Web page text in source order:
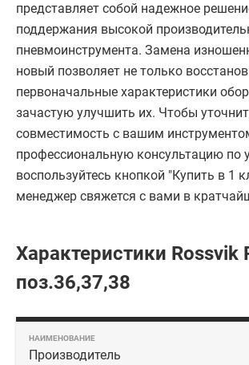
представляет собой надежное
поддержания высокой
пневмоинструмента. Замена
новый позволяет не только
первоначальные характеристики
зачастую улучшить их. Чтобы
совместимость с вашим
профессиональную консультацию по
воспользуйтесь кнопкой "Купить в 1
менеджер свяжется с вами в
Характеристики Rossvik
поз.36,37,38
Производитель